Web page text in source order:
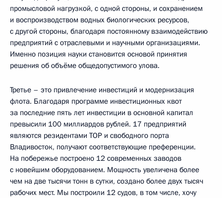
промысловой нагрузкой, с одной стороны, и сохранением
и воспроизводством водных биологических ресурсов,
с другой стороны, благодаря постоянному взаимодействию
предприятий с отраслевыми и научными организациями.
Именно позиция науки становится основой принятия
решения об объёме общедопустимого улова.
Третье – это привлечение инвестиций и модернизация
флота. Благодаря программе инвестиционных квот
за последние пять лет инвестиции в основной капитал
превысили 100 миллиардов рублей. 17 предприятий
являются резидентами ТОР и свободного порта
Владивосток, получают соответствующие преференции.
На побережье построено 12 современных заводов
с новейшим оборудованием. Мощность увеличена более
чем на две тысячи тонн в сутки, создано более двух тысяч
рабочих мест. Мы построили 12 судов, в том числе, хочу